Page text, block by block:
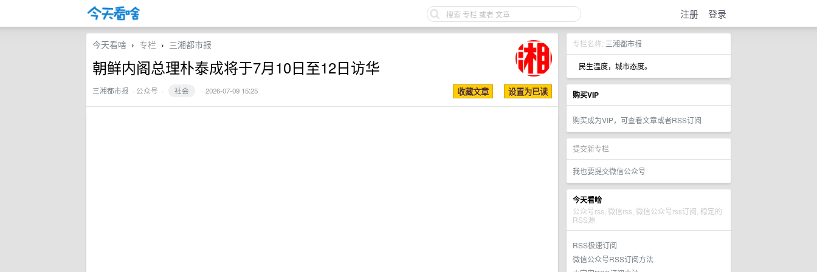
注册 登录
专栏名称: 三湘都市报
民生温度，城市态度。
购买VIP
购买成为VIP，可查看文章或者RSS订阅
提交新专栏
我也要提交微信公众号
今天看啥
公众号rss, 微信rss, 微信公众号rss订阅, 稳定的
RSS源
RSS极速订阅
微信公众号RSS订阅方法
今天看啥 › 专栏 › 三湘都市报
朝鲜内阁总理朴泰成将于7月10日至12日访华
三湘都市报 · 公众号 · 社会 · 2026-07-09 15:25